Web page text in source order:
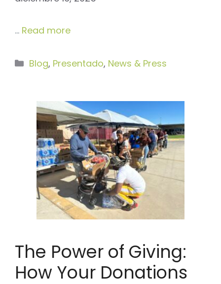
… Read more
Categorías
Blog, Presentado, News & Press
The Power of Giving:
How Your Donations